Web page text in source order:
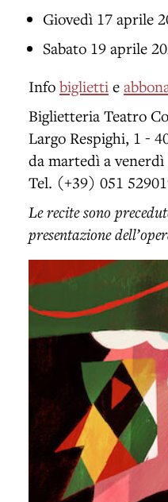
Giovedì 17 aprile
Sabato 19 aprile
Info biglietti e
Biglietteria Teatro
Largo Respighi, 1 -
da martedì a venerdì
Tel. (+39) 051
Le recite sono
presentazione